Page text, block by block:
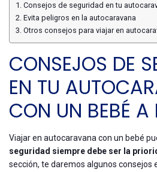
Consejos de seguridad en tu
Evita peligros en la autocaravana
Otros consejos para viajar en
CONSEJOS DE
EN TU
CON UN BEBÉ A
Viajar en autocaravana con un bebé
seguridad siempre debe ser la
sección, te daremos algunos consejos